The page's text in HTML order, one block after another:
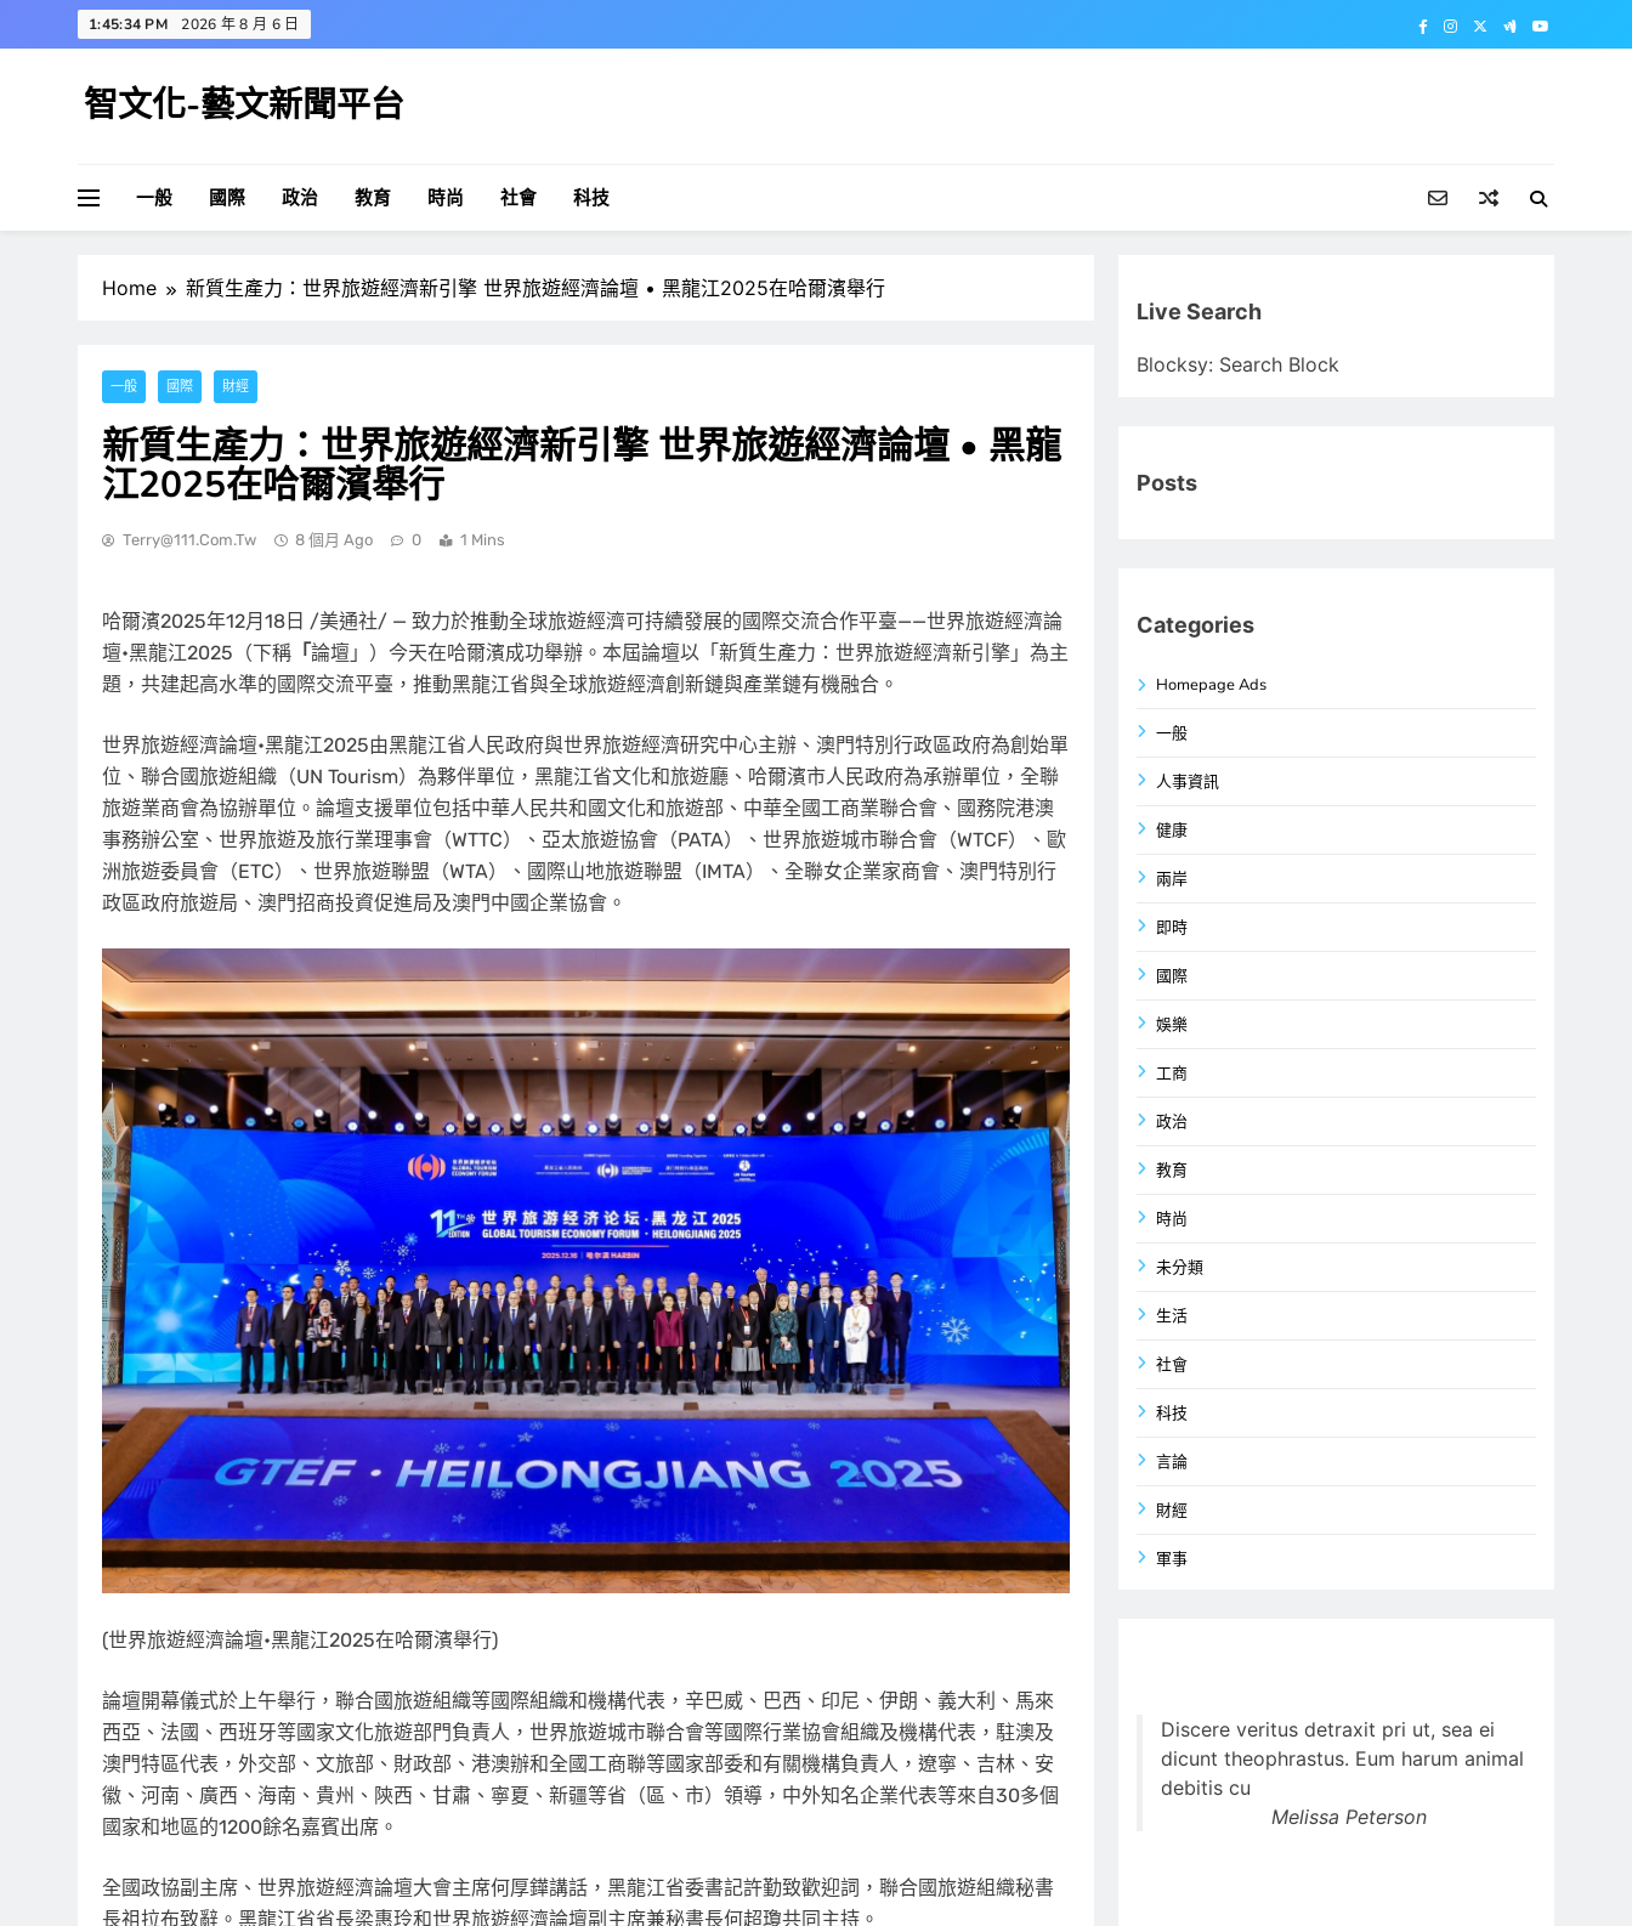
to
1:45:35 PM 2026 年 8 月 6 日
智文化-藝文新聞平台
一般 國際 政治 教育 時尚 社會 科技
Home 新質生產力：世界旅遊經濟新引擎 世界旅遊經濟論壇 • 黑龍江2025在哈爾濱舉行
一般 國際 財經
新質生產力：世界旅遊經濟新引擎 世界旅遊經濟論壇 • 黑龍
江2025在哈爾濱舉行
Terry@111.com.tw 8 個月 Ago 0 1 Mins
哈爾濱2025年12月18日 /美通社/ — 致力於推動全球旅遊經濟可持續發展的國際交流合作平臺——世界旅遊經濟論
壇•黑龍江2025（下稱 「論壇」）今天在哈爾濱成功舉辦。本屆論壇以 「 新質生產力：世界旅遊經濟新引擎 」 為主
題，共建起高水準的國際交流平臺，推動黑龍江省與全球旅遊經濟創新鏈與產業鏈有機融合。
世界旅遊經濟論壇•黑龍江2025由黑龍江省人民政府與世界旅遊經濟研究中心主辦、澳門特別行政區政府為創始單
位、聯合國旅遊組織（UN Tourism）為夥伴單位，黑龍江省文化和旅遊廳、哈爾濱市人民政府為承辦單位，全聯
旅遊業商會為協辦單位。論壇支援單位包括中華人民共和國文化和旅遊部、中華全國工商業聯合會、國務院港澳
事務辦公室、世界旅遊及旅行業理事會（WTTC）、亞太旅遊協會（PATA）、世界旅遊城市聯合會（WTCF）、歐
洲旅遊委員會（ETC）、世界旅遊聯盟（WTA）、國際山地旅遊聯盟（IMTA）、全聯女企業家商會、澳門特別行
政區政府旅遊局、澳門招商投資促進局及澳門中國企業協會。
(世界旅遊經濟論壇•黑龍江2025在哈爾濱舉行)
論壇開幕儀式於上午舉行，聯合國旅遊組織等國際組織和機構代表，辛巴威、巴西、印尼、伊朗、義大利、馬來
西亞、法國、西班牙等國家文化旅遊部門負責人，世界旅遊城市聯合會等國際行業協會組織及機構代表，駐澳及
澳門特區代表，外交部、文旅部、財政部、港澳辦和全國工商聯等國家部委和有關機構負責人，遼寧、吉林、安
徽、河南、廣西、海南、貴州、陝西、甘肅、寧夏、新疆等省（區、市）領導，中外知名企業代表等來自30多個
國家和地區的1200餘名嘉賓出席。
全國政協副主席、世界旅遊經濟論壇大會主席何厚鏵講話，黑龍江省委書記許勤致歡迎詞，聯合國旅遊組織秘書
長祖拉布致辭。黑龍江省省長梁惠玲和世界旅遊經濟論壇副主席兼秘書長何超瓊共同主持。
Live Search
Blocksy: Search Block
Posts
Categories
Homepage Ads
一般
人事資訊
健康
兩岸
即時
國際
娛樂
工商
政治
教育
時尚
未分類
生活
社會
科技
言論
財經
軍事
Discere veritus detraxit pri ut, sea ei
dicunt theophrastus. Eum harum animal
debitis cu
Melissa Peterson